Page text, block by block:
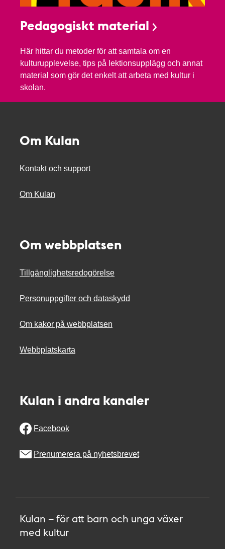
Pedagogiskt material
Här hittar du metoder för att samtala om en
kulturupplevelse, tips på lektionsupplägg och annat
material som gör det enkelt att arbeta med kultur i
skolan.
Om Kulan
Kontakt och support
Om Kulan
Om webbplatsen
Tillgänglighetsredogörelse
Personuppgifter och dataskydd
Om kakor på webbplatsen
Webbplatskarta
Kulan i andra kanaler
Facebook
Prenumerera på nyhetsbrevet
Kulan – för att barn och unga växer
med kultur